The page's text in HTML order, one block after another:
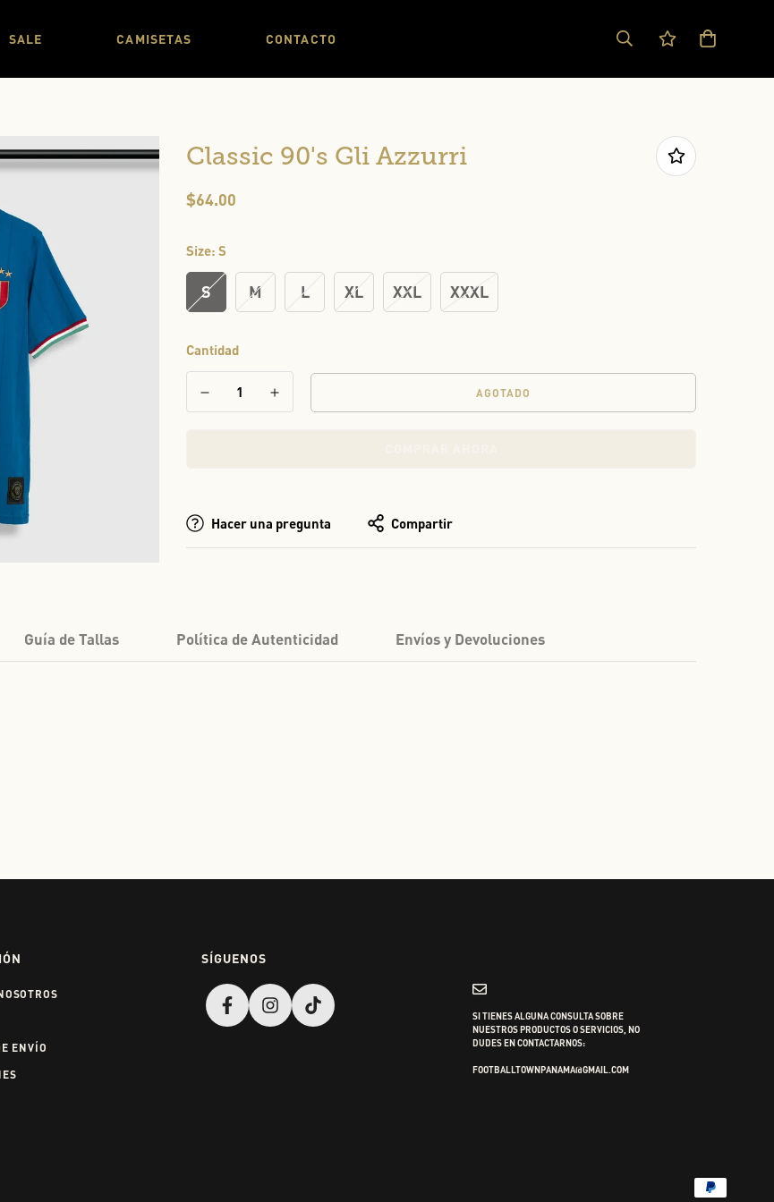
SALE CAMISETAS CONTACTO
Classic 90's Gli Azzurri
Precio
$64.00
Size: S
S M L XL XXL XXXL
Cantidad
AGOTADO
Hacer una pregunta Compartir
Guía de Tallas Política de Autenticidad Envíos y Devoluciones
ENVÍO
SÍGUENOS
SI TIENES ALGUNA CONSULTA SOBRE
NUESTROS PRODUCTOS O SERVICIOS, NO
DUDES EN CONTACTARNOS:
FOOTBALLTOWNPANAMA@GMAIL.COM